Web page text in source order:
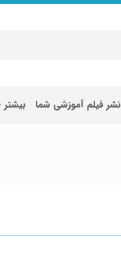
نشر فیلم آموزشی شما بیشتر